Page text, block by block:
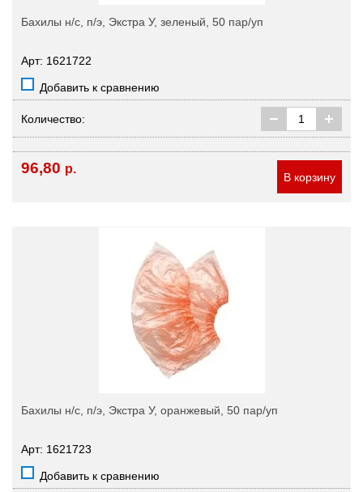
Бахилы н/с, п/э, Экстра У, зеленый, 50 пар/уп
Арт: 1621722
Добавить к сравнению
Количество:
96,80 р.
В корзину
Бахилы н/с, п/э, Экстра У, оранжевый, 50 пар/уп
Арт: 1621723
Добавить к сравнению